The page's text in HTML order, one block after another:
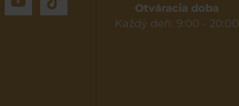
Otváracia doba
Každý deň: 9:00 - 20:00